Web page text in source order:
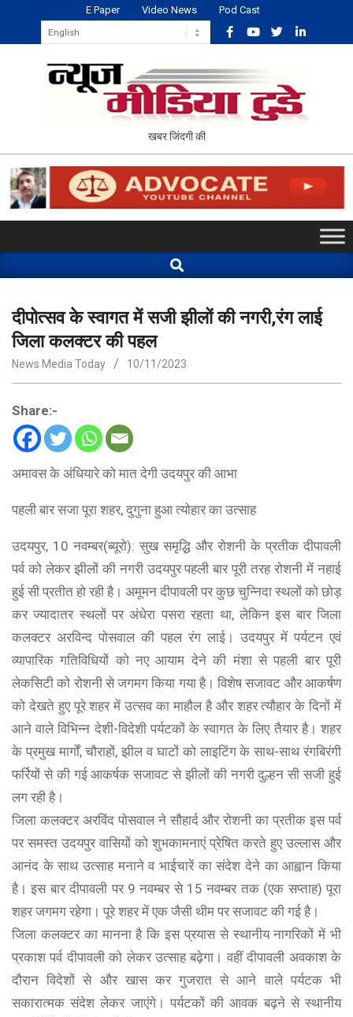
content
E Paper Video News Pod Cast
MEDIA
TODAY
खबर जिंदगी की
Navigation
Search
दीपोत्सव के स्वागत में सजी झीलों की नगरी,रंग लाई
जिला कलक्टर की पहल
News Media Today 10/11/2023
Share:-
अमावस के अंधियारे को मात देगी उदयपुर की आभा
पहली बार सजा पूरा शहर, दुगुना हुआ त्योहार का उत्साह
उदयपुर, 10 नवम्बर(ब्यूरो): सुख समृद्धि और रोशनी के प्रतीक दीपावली
पर्व को लेकर झीलों की नगरी उदयपुर पहली बार पूरी तरह रोशनी में नहाई
हुई सी प्रतीत हो रही है। अमूमन दीपावली पर कुछ चुन्निदा स्थलों को छोड़
कर ज्यादातर स्थलों पर अंधेरा पसरा रहता था, लेकिन इस बार जिला
कलक्टर अरविन्द पोसवाल की पहल रंग लाई। उदयपुर में पर्यटन एवं
व्यापारिक गतिविधियों को नए आयाम देने की मंशा से पहली बार पूरी
लेकसिटी को रोशनी से जगमग किया गया है। विशेष सजावट और आकर्षण
को देखते हुए पूरे शहर में उत्सव का माहौल है और शहर त्यौहार के दिनों में
आने वाले विभिन्न देशी-विदेशी पर्यटकों के स्वागत के लिए तैयार है। शहर
के प्रमुख मार्गों, चौराहों, झील व घाटों को लाइटिंग के साथ-साथ रंगबिरंगी
फर्रियों से की गई आकर्षक सजावट से झीलों की नगरी दुल्हन सी सजी हुई
लग रही है।
जिला कलक्टर अरविंद पोसवाल ने सौहार्द और रोशनी का प्रतीक इस पर्व
पर समस्त उदयपुर वासियों को शुभकामनाएं प्रेषित करते हुए उल्लास और
आनंद के साथ उत्साह मनाने व भाईचारें का संदेश देने का आह्वान किया
है। इस बार दीपावली पर 9 नवम्बर से 15 नवम्बर तक (एक सप्ताह) पूरा
शहर जगमग रहेगा। पूरे शहर में एक जैसी थीम पर सजावट की गई है।
जिला कलक्टर का मानना है कि इस प्रयास से स्थानीय नागरिकों में भी
प्रकाश पर्व दीपावली को लेकर उत्साह बढ़ेगा। वहीं दीपावली अवकाश के
दौरान विदेशों से और खास कर गुजरात से आने वाले पर्यटक भी
सकारात्मक संदेश लेकर जाएंगे। पर्यटकों की आवक बढ़ने से स्थानीय